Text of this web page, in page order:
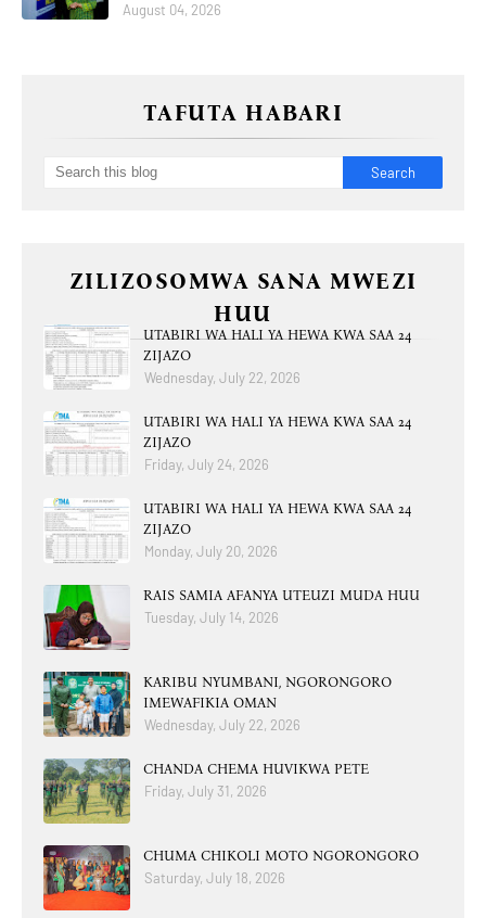
August 04, 2026
TAFUTA HABARI
ZILIZOSOMWA SANA MWEZI
HUU
UTABIRI WA HALI YA HEWA KWA SAA 24
ZIJAZO
Wednesday, July 22, 2026
UTABIRI WA HALI YA HEWA KWA SAA 24
ZIJAZO
Friday, July 24, 2026
UTABIRI WA HALI YA HEWA KWA SAA 24
ZIJAZO
Monday, July 20, 2026
RAIS SAMIA AFANYA UTEUZI MUDA HUU
Tuesday, July 14, 2026
KARIBU NYUMBANI, NGORONGORO
IMEWAFIKIA OMAN
Wednesday, July 22, 2026
CHANDA CHEMA HUVIKWA PETE
Friday, July 31, 2026
CHUMA CHIKOLI MOTO NGORONGORO
Saturday, July 18, 2026